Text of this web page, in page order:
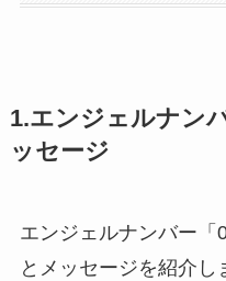
1.エンジェルナン
ッセージ
エンジェルナンバー「
とメッセージを紹介し